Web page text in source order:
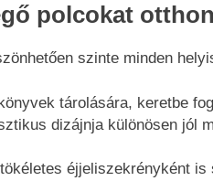
polcokat
szinte minden
tárolására, keretbe
dizájnja különösen jól
éjjeliszekrényként